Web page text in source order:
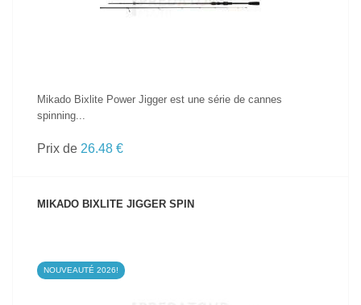
Mikado Bixlite Power Jigger est une série de cannes
spinning...
Prix de 26.48 €
MIKADO BIXLITE JIGGER SPIN
NOUVEAUTÉ 2026!